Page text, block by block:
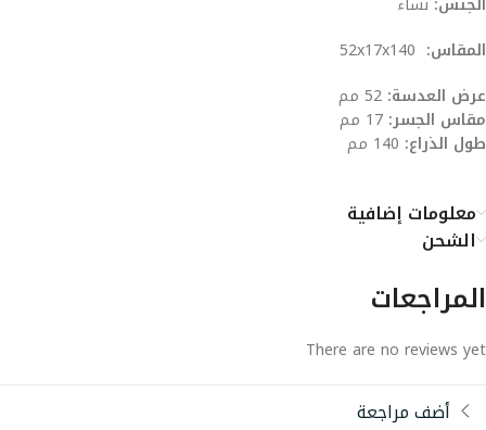
المقاس:
عرض العدسة:
مقاس الجسر:
طول الذراع:
معلومات إضافية
الشحن
المراجعات
There are no reviews yet
أضف مراجعة